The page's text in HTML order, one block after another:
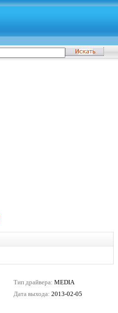
Тип драйвера: MEDIA
Дата выхода: 2013-02-05